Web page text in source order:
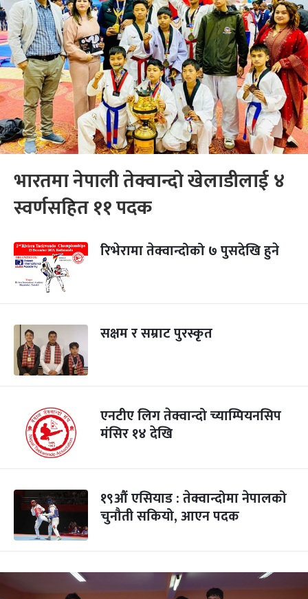
भारतमा नेपाली तेक्वान्दो खेलाडीलाई ४
स्वर्णसहित ११ पदक
रिभेरामा तेक्वान्दोको ७ पुसदेखि हुने
सक्षम र सम्राट पुरस्कृत
एनटीए लिग तेक्वान्दो च्याम्पियनसिप
मंसिर १४ देखि
१९औं एसियाड : तेक्वान्दोमा नेपालको
चुनौती सकियो, आएन पदक